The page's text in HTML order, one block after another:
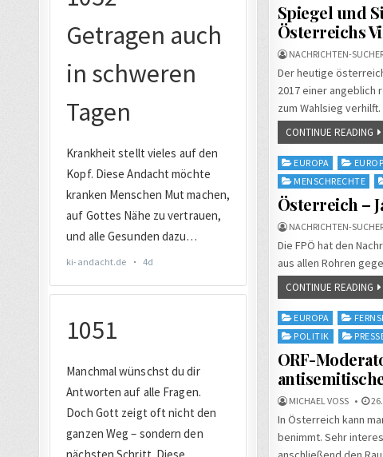
Spiegel und
Österreichs
NACHRICHTEN-
Der heutige
2017 einer angeblich
zum Wahlsieg verhilft.
CONTINUE READING
Posted
in
EUROPA
MENSCHRECHTE
Österreich –
NACHRICHTEN-
Die FPÖ hat den
aus allen Rohren
CONTINUE READING
Posted
in
EUROPA
POLITIK
ORF-
MICHAEL VOSS 26.
In Österreich kann
benimmt. Sehr